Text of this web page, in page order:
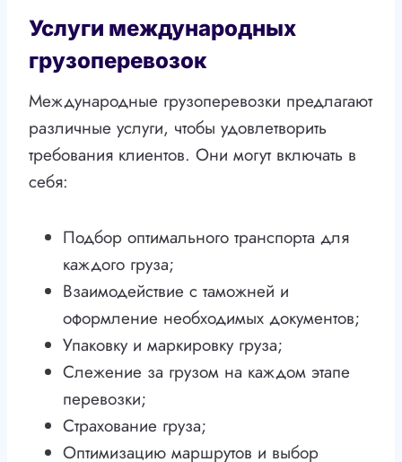
Услуги международных
грузоперевозок
Международные грузоперевозки предлагают
различные услуги, чтобы удовлетворить
требования клиентов. Они могут включать в
себя:
Подбор оптимального транспорта для
каждого груза;
Взаимодействие с таможней и
оформление необходимых документов;
Упаковку и маркировку груза;
Слежение за грузом на каждом этапе
перевозки;
Страхование груза;
Оптимизацию маршрутов и выбор